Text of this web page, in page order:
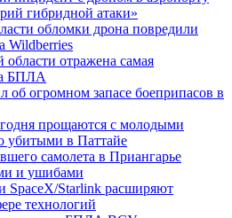
гибридной атаки»
обломки дрона повредили
Wildberries
области отражена самая
БПЛА
об огромном запасе боеприпасов в
прощаются с молодыми
убитыми в Паттайе
самолета в Приангарье
и ушибами
SpaceX/Starlink расширяют
технологий